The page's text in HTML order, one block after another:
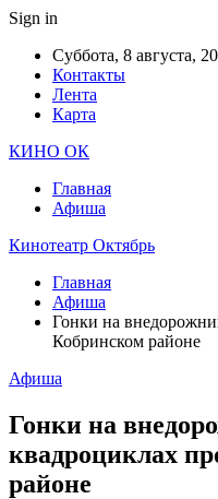
Sign in
Суббота, 8 августа,
Контакты
Лента
Карта
КИНО ОК
Главная
Афиша
Кинотеатр Октябрь
Главная
Афиша
Гонки на
Кобринском районе
Афиша
Гонки на
квадроциклах
районе